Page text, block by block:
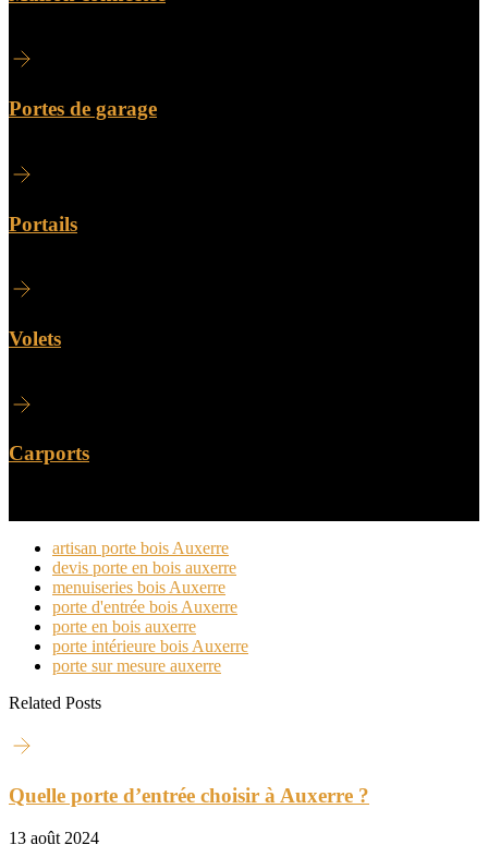
Portes de garage
Portails
Volets
Carports
artisan porte bois Auxerre
devis porte en bois auxerre
menuiseries bois Auxerre
porte d'entrée bois Auxerre
porte en bois auxerre
porte intérieure bois Auxerre
porte sur mesure auxerre
Related Posts
Quelle porte d’entrée choisir à Auxerre ?
13 août 2024